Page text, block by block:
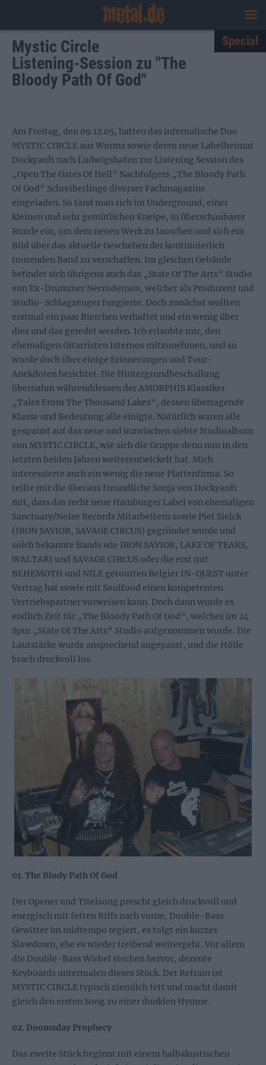
Mystic Circle
Listening-Session zu "The
Bloody Path Of God"
Special
Am Freitag, den 09.12.05, hatten das infernalische Duo
MYSTIC CIRCLE aus Worms sowie deren neue Labelheimat
Dockyard1 nach Ludwigshafen zur Listening Session des
„Open The Gates Of Hell“ Nachfolgers „The Bloody Path
Of God“ Schreiberlinge diverser Fachmagazine
eingeladen. So fand man sich im Underground, einer
kleinen und sehr gemütlichen Kneipe, in überschaubarer
Runde ein, um dem neuen Werk zu lauschen und sich ein
Bild über das aktuelle Geschehen der kontinuierlich
tourenden Band zu verschaffen. Im gleichen Gebäude
befindet sich übrigens auch das „State Of The Arts“ Studio
von Ex-Drummer Necrodemon, welcher als Produzent und
Studio-Schlagzeuger fungierte. Doch zunächst wollten
erstmal ein paar Bierchen verhaftet und ein wenig über
dies und das geredet werden. Ich erlaubte mir, den
ehemaligen Gitarristen Isternos mitzunehmen, und so
wurde doch über einige Erinnerungen und Tour-
Anekdoten berichtet. Die Hintergrundbeschallung
übernahm währenddessen der AMORPHIS Klassiker
„Tales From The Thousand Lakes“, dessen überragende
Klasse und Bedeutung alle einigte. Natürlich waren alle
gespannt auf das neue und inzwischen siebte Studioalbum
von MYSTIC CIRCLE, wie sich die Gruppe denn nun in den
letzten beiden Jahren weiterentwickelt hat. Mich
interessierte auch ein wenig die neue Plattenfirma. So
teilte mir die überaus freundliche Sonja von Dockyard1
mit, dass das recht neue Hamburger Label von ehemaligen
Sanctuary/Noise Records Mitarbeitern sowie Piet Sielck
(IRON SAVIOR, SAVAGE CIRCUS) gegründet wurde und
solch bekannte Bands wie IRON SAVIOR, LAKE OF TEARS,
WALTARI und SAVAGE CIRCUS oder die erst mit
BEHEMOTH und NILE getourten Belgier IN-QUEST unter
Vertrag hat sowie mit Soulfood einen kompetenten
Vertriebspartner vorweisen kann. Doch dann wurde es
endlich Zeit für „The Bloody Path Of God“, welches im 24
Spur „State Of The Arts“ Studio aufgenommen wurde. Die
Lautstärke wurde ansprechend angepasst, und die Hölle
brach druckvoll los.
01. The Blody Path Of God
Der Opener und Titelsong prescht gleich druckvoll und
energisch mit fetten Riffs nach vorne, Double-Bass
Gewitter im midtempo regiert, es folgt ein kurzes
Slowdown, ehe es wieder treibend weitergeht. Vor allem
die Double-Bass Wirbel stechen hervor, dezente
Keyboards untermalen dieses Stück. Der Refrain ist
MYSTIC CIRCLE typisch ziemlich fett und macht damit
gleich den ersten Song zu einer dunklen Hymne.
02. Doomsday Prophecy
Das zweite Stück beginnt mit einem halbakustischen